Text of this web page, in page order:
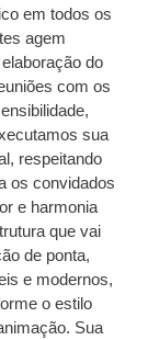
em todos os
agem
do
com os
sua
respeitando
os convidados
e harmonia
que vai
de ponta,
e modernos,
o estilo
Sua